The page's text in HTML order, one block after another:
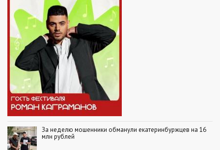
За неделю мошенники обманули екатеринбуржцев на 16
млн рублей